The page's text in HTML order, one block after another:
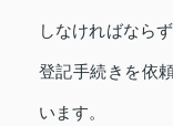
しなければなら
登記手続きを依
います。